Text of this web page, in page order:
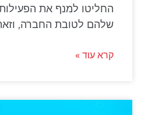
החליטו למנף את
שלהם לטובת החברה, וזאת
קרא עוד »